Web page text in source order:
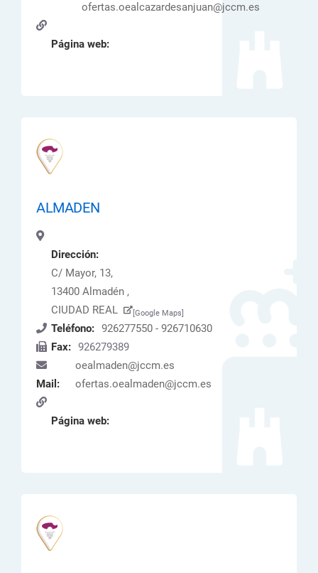
ofertas.oealcazardesanjuan@jccm.es
Página web:
ALMADEN
Dirección:
C/ Mayor, 13,
13400 Almadén ,
CIUDAD REAL
[Google Maps]
Teléfono: 926277550 - 926710630
Fax: 926279389
Mail:
oealmaden@jccm.es
ofertas.oealmaden@jccm.es
Página web: